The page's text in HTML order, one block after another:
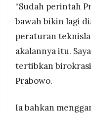
“Sudah perintah
bawah bikin lagi
peraturan
akalannya itu.
tertibkan
Prabowo.
Ia bahkan